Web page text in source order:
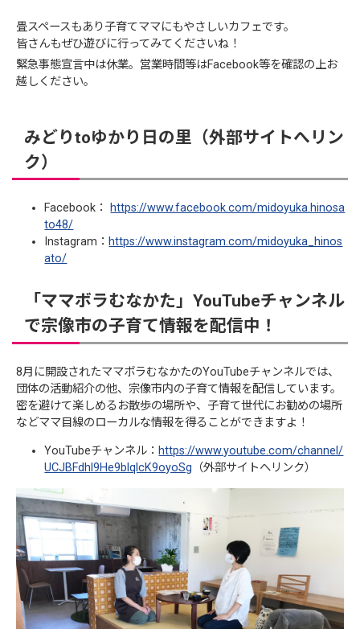
畳スペースもあり子育てママにもやさしいカフェです。
皆さんもぜひ遊びに行ってみてくださいね！
緊急事態宣言中は休業。営業時間等はFacebook等を確認の上お
越しください。
みどりtoゆかり日の里（外部サイトへリン
ク）
Facebook： https://www.facebook.com/midoyuka.hinosa
to48/
Instagram： https://www.instagram.com/midoyuka_hinos
ato/
「ママボラむなかた」YouTubeチャンネル
で宗像市の子育て情報を配信中！
8月に開設されたママボラむなかたのYouTubeチャンネルでは、
団体の活動紹介の他、宗像市内の子育て情報を配信しています。
密を避けて楽しめるお散歩の場所や、子育て世代にお勧めの場所
などママ目線のローカルな情報を得ることができますよ！
YouTubeチャンネル： https://www.youtube.com/channel/
UCJBFdhl9He9blqlcK9oyoSg （外部サイトへリンク）